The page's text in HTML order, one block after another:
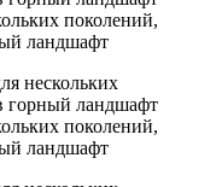
поколений,
ландшафт
поколений,
ландшафт